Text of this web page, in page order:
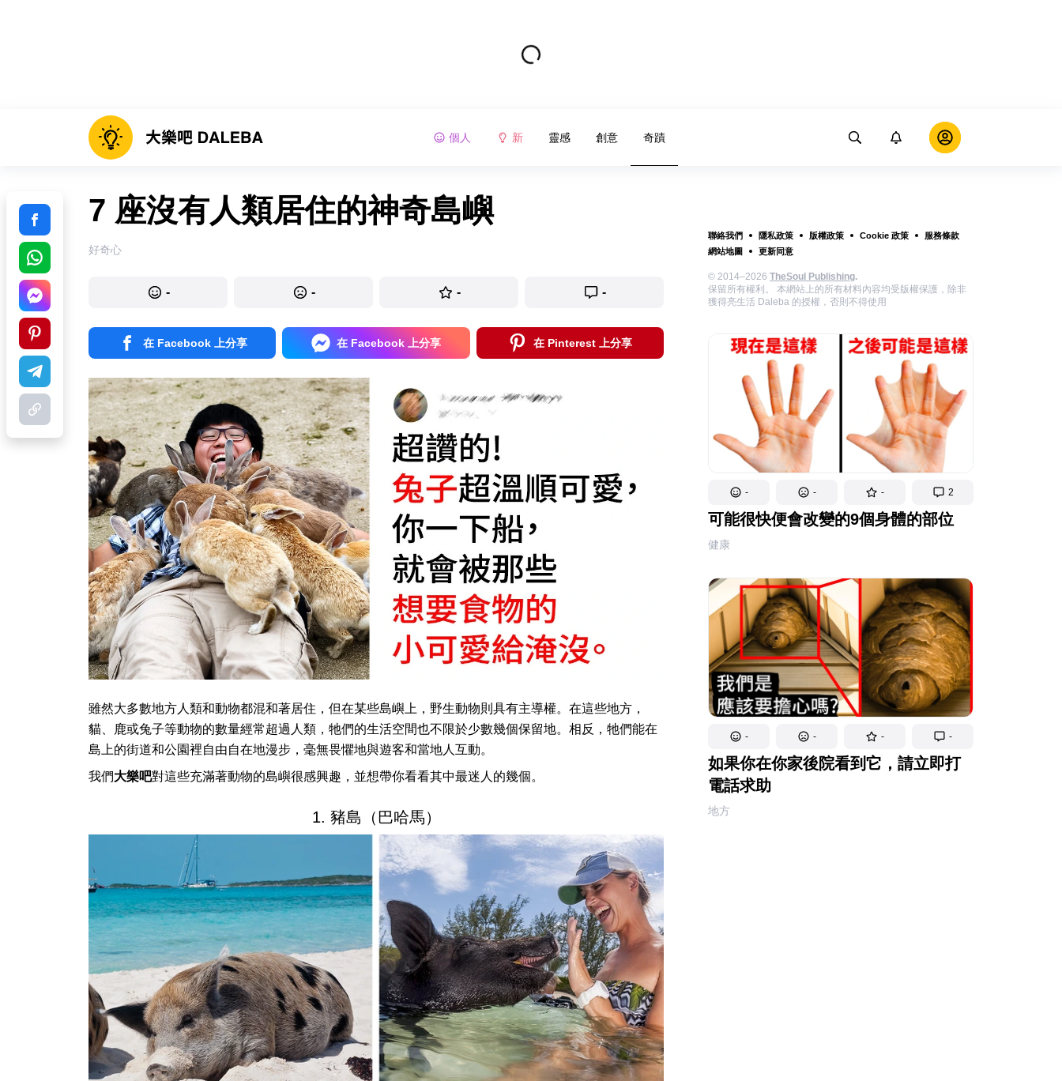
個人 新 靈感 創意 奇蹟
聯絡我們 隱私政策 版權政策 Cookie 政策
服務條款
網站地圖
更新同意
© 2014–2026 TheSoul Publishing.
保留所有權利。 本網站上的所有材料內容均受版權保護，除非
獲得亮生活 Daleba 的授權，否則不得使用
- - - 2
可能很快便會改變的9個身體的部位
健康
- - - -
如果你在你家後院看到它，請立即打
電話求助
地方
7 座沒有人類居住的神奇島嶼
好奇心
- - - -
在 Facebook 上分享 在 Facebook 上分享 在 Pinterest 上分享
雖然大多數地方人類和動物都混和著居住，但在某些島嶼上，野生動物則具有主導權。在這些地方，
貓、鹿或兔子等動物的數量經常超過人類，牠們的生活空間也不限於少數幾個保留地。相反，牠們能在
島上的街道和公園裡自由自在地漫步，毫無畏懼地與遊客和當地人互動。
我們大樂吧對這些充滿著動物的島嶼很感興趣，並想帶你看看其中最迷人的幾個。
1. 豬島（巴哈馬）